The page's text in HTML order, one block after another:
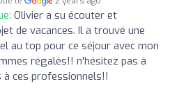
Olivier a su écouter et
de vacances. Il a trouvé une
au top pour ce séjour avec mon
régalés!! n'hésitez pas à
ces professionnels!!